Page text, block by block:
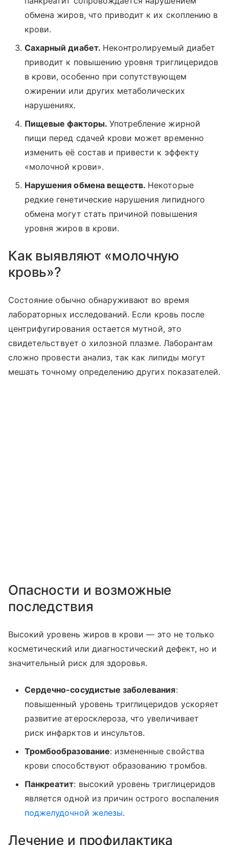
обмена жиров, что приводит к их скоплению в
крови.
Сахарный диабет. Неконтролируемый диабет
приводит к повышению уровня триглицеридов
в крови, особенно при сопутствующем
ожирении или других метаболических
нарушениях.
Пищевые факторы. Употребление жирной
пищи перед сдачей крови может временно
изменить её состав и привести к эффекту
«молочной крови».
Нарушения обмена веществ. Некоторые
редкие генетические нарушения липидного
обмена могут стать причиной повышения
уровня жиров в крови.
Как выявляют «молочную
кровь»?
Состояние обычно обнаруживают во время
лабораторных исследований. Если кровь после
центрифугирования остается мутной, это
свидетельствует о хилозной плазме. Лаборантам
сложно провести анализ, так как липиды могут
мешать точному определению других показателей.
Опасности и возможные
последствия
Высокий уровень жиров в крови — это не только
косметический или диагностический дефект, но и
значительный риск для здоровья.
Сердечно-сосудистые заболевания:
повышенный уровень триглицеридов ускоряет
развитие атеросклероза, что увеличивает
риск инфарктов и инсультов.
Тромбообразование: измененные свойства
крови способствуют образованию тромбов.
Панкреатит: высокий уровень триглицеридов
является одной из причин острого воспаления
поджелудочной железы.
Лечение и профилактика